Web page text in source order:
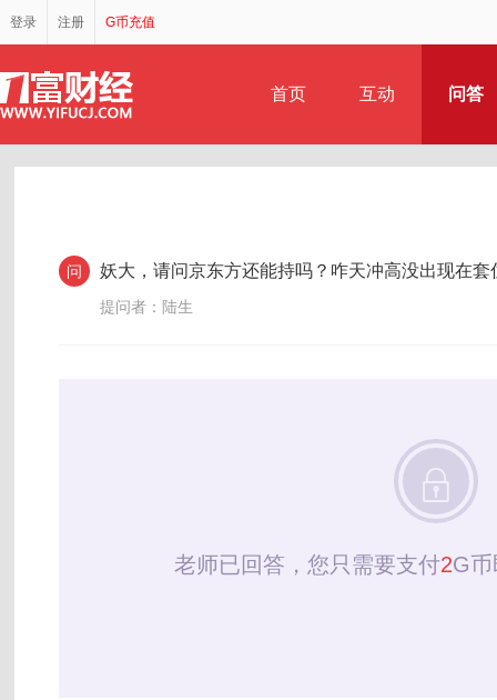
登录 注册 G币充值
首页 互动 问答
问 妖大，请问京东方还能持吗？咋天冲高没出现在套
提问者：陆生
老师已回答，您只需要支付2G